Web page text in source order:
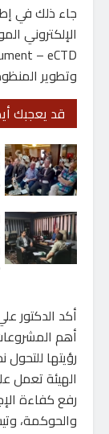
جاء ذلك في
وتطوير
قد يعجبك
أهم
رؤيتها
الهيئة تعمل
رفع كفاءة
والحوكمة،